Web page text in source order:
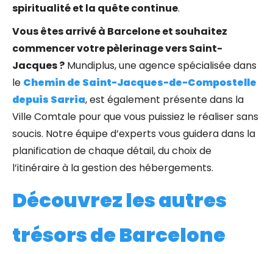
spiritualité et la quête continue.
Vous êtes arrivé à Barcelone et souhaitez
commencer votre pèlerinage vers Saint-
Jacques ? Mundiplus, une agence spécialisée dans
le Chemin de Saint-Jacques-de-Compostelle
depuis Sarria, est également présente dans la
Ville Comtale pour que vous puissiez le réaliser sans
soucis. Notre équipe d’experts vous guidera dans la
planification de chaque détail, du choix de
l’itinéraire à la gestion des hébergements.
Découvrez les autres
trésors de Barcelone